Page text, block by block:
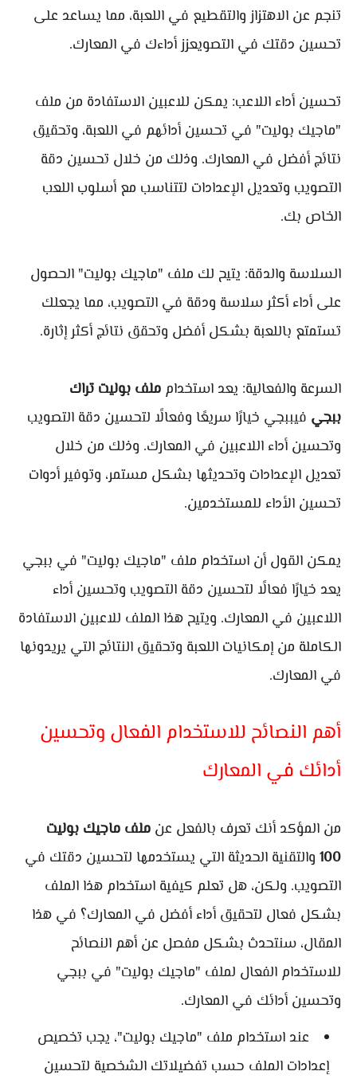
تنجم عن الاهتزاز والتقطيع في اللعبة، مما يساعد على
تحسين دقتك في التصويعزز أداءك في المعارك.
تحسين أداء اللاعب: يمكن للاعبين الاستفادة من ملف
"ماجيك بوليت" في تحسين أدائهم في اللعبة، وتحقيق
نتائج أفضل في المعارك. وذلك من خلال تحسين دقة
التصويب وتعديل الإعدادات لتتناسب مع أسلوب اللعب
الخاص بك.
السلاسة والدقة: يتيح لك ملف "ماجيك بوليت" الحصول
على أداء أكثر سلاسة ودقة في التصويب، مما يجعلك
تستمتع باللعبة بشكل أفضل وتحقق نتائج أكثر إثارة.
السرعة والفعالية: يعد استخدام ملف بوليت تراك
ببجي فيببجي خيارًا سريعًا وفعالًا لتحسين دقة التصويب
وتحسين أداء اللاعبين في المعارك. وذلك من خلال
تعديل الإعدادات وتحديثها بشكل مستمر، وتوفير أدوات
تحسين الأداء للمستخدمين.
يمكن القول أن استخدام ملف "ماجيك بوليت" في ببجي
يعد خيارًا فعالًا لتحسين دقة التصويب وتحسين أداء
اللاعبين في المعارك. ويتيح هذا الملف للاعبين الاستفادة
الكاملة من إمكانيات اللعبة وتحقيق النتائج التي يريدونها
في المعارك.
أهم النصائح للاستخدام الفعال وتحسين
أدائك في المعارك
من المؤكد أنك تعرف بالفعل عن ملف ماجيك بوليت
100 والتقنية الحديثة التي يستخدمها لتحسين دقتك في
التصويب. ولكن، هل تعلم كيفية استخدام هذا الملف
بشكل فعال لتحقيق أداء أفضل في المعارك؟ في هذا
المقال، سنتحدث بشكل مفصل عن أهم النصائح
للاستخدام الفعال لملف "ماجيك بوليت" في ببجي
وتحسين أدائك في المعارك.
عند استخدام ملف "ماجيك بوليت"، يجب تخصيص
إعدادات الملف حسب تفضيلاتك الشخصية لتحسين